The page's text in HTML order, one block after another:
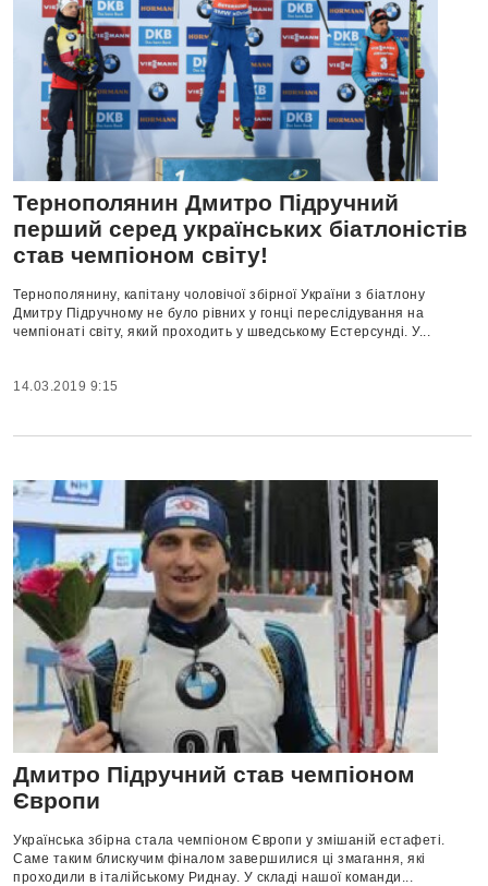
Тернополянин Дмитро Підручний
перший серед українських біатлоністів
став чемпіоном світу!
Тернополянину, капітану чоловічої збірної України з біатлону
Дмитру Підручному не було рівних у гонці переслідування на
чемпіонаті світу, який проходить у шведському Естерсунді. У...
14.03.2019 9:15
Дмитро Підручний став чемпіоном
Європи
Українська збірна стала чемпіоном Європи у змішаній естафеті.
Саме таким блискучим фіналом завершилися ці змагання, які
проходили в італійському Риднау. У складі нашої команди...